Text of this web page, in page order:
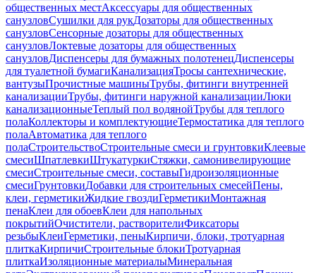
общественных местАксессуары для общественных
санузловСушилки для рукДозаторы для общественных
санузловСенсорные дозаторы для общественных
санузловЛоктевые дозаторы для общественных
санузловДиспенсеры для бумажных полотенецДиспенсеры
для туалетной бумагиКанализацияТросы сантехнические,
вантузыПрочистные машиныТрубы, фитинги внутренней
канализацииТрубы, фитинги наружной канализацииЛюки
канализационныеТеплый пол водянойТрубы для теплого
полаКоллекторы и комплектующиеТермостатика для теплого
полаАвтоматика для теплого
полаСтроительствоСтроительные смеси и грунтовкиКлеевые
смесиШпатлевкиШтукатуркиСтяжки, самонивелирующие
смесиСтроительные смеси, составыГидроизоляционные
смесиГрунтовкиДобавки для строительных смесейПены,
клеи, герметикиЖидкие гвоздиГерметикиМонтажная
пенаКлеи для обоевКлеи для напольных
покрытийОчистители, растворителиФиксаторы
резьбыКлеиГерметики, пеныКирпичи, блоки, тротуарная
плиткаКирпичиСтроительные блокиТротуарная
плиткаИзоляционные материалыМинеральная